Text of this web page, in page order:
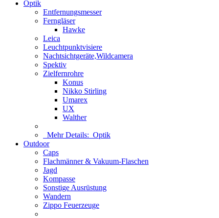
Optik
Entfernungsmesser
Ferngläser
Hawke
Leica
Leuchtpunktvisiere
Nachtsichtgeräte,Wildcamera
Spektiv
Zielfernrohre
Konus
Nikko Stirling
Umarex
UX
Walther
Mehr Details: Optik
Outdoor
Caps
Flachmänner & Vakuum-Flaschen
Jagd
Kompasse
Sonstige Ausrüstung
Wandern
Zippo Feuerzeuge